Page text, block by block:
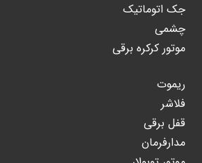
جک اتوماتیک
چشمی
موتور کرکره برقی
ریموت
فلاشر
قفل برقی
مدارفرمان